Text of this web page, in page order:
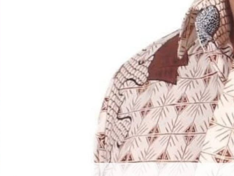
motivasi kepada petani agar tetap semangat
mengungkapkan rasa syukurnya atas hasil
meskipun kondisi curah hujan tidak
air hujan tidak normal, hasil gabah
mengawasi burung agar tidak merusak
bahwa penggunaan bibit Sembada turut
yang diperoleh.